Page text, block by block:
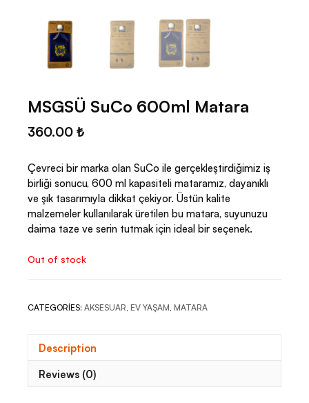
MSGSÜ SuCo 600ml Matara
360.00₺
Çevreci bir marka olan SuCo ile gerçekleştirdiğimiz iş
birliği sonucu, 600 ml kapasiteli mataramız, dayanıklı
ve şık tasarımıyla dikkat çekiyor. Üstün kalite
malzemeler kullanılarak üretilen bu matara, suyunuzu
daima taze ve serin tutmak için ideal bir seçenek.
Out of stock
CATEGORIES: AKSESUAR EV YAŞAM MATARA
Description
Reviews (0)